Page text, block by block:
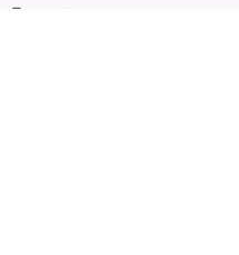
Formato